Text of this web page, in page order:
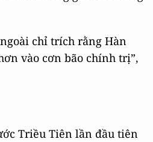
chỉ trích rằng Hàn
vào cơn bão chính trị”,
Triều Tiên lần đầu tiên